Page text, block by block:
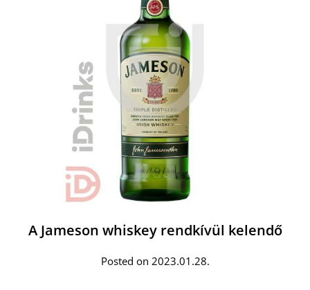
A Jameson whiskey rendkívül kelendő
Posted on 2023.01.28.